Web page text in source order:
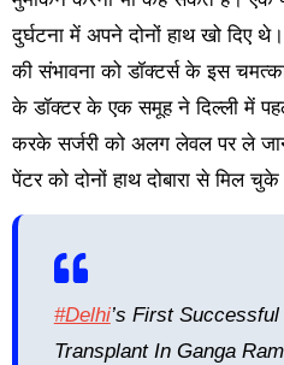
दुर्घटना में अपने दोनों हाथ खो
की संभावना को डॉक्टर्स के इस
के डॉक्टर के एक समूह ने दिल्ली में
करके सर्जरी को अलग लेवल पर ले
पेंटर को दोनों हाथ दोबारा से मिल
#Delhi’s First
Transplant In Ganga